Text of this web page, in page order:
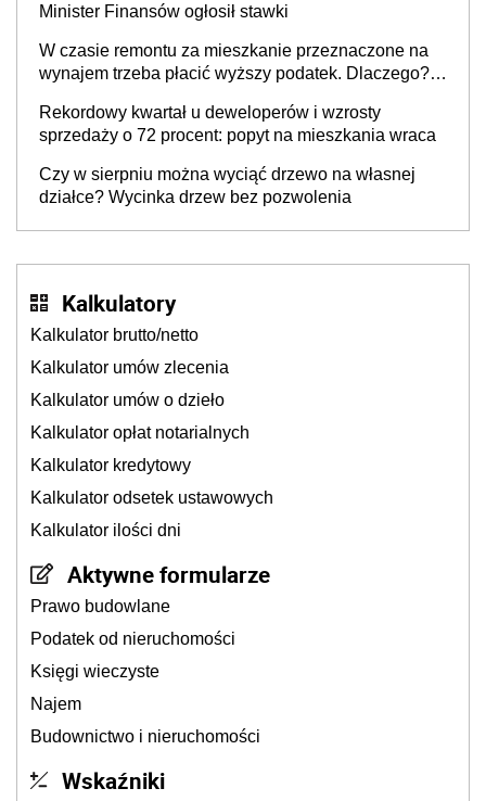
Minister Finansów ogłosił stawki
W czasie remontu za mieszkanie przeznaczone na
wynajem trzeba płacić wyższy podatek. Dlaczego?
Rekordowy kwartał u deweloperów i wzrosty
sprzedaży o 72 procent: popyt na mieszkania wraca
Czy w sierpniu można wyciąć drzewo na własnej
działce? Wycinka drzew bez pozwolenia
Kalkulatory
Kalkulator brutto/netto
Kalkulator umów zlecenia
Kalkulator umów o dzieło
Kalkulator opłat notarialnych
Kalkulator kredytowy
Kalkulator odsetek ustawowych
Kalkulator ilości dni
Aktywne formularze
Prawo budowlane
Podatek od nieruchomości
Księgi wieczyste
Najem
Budownictwo i nieruchomości
Wskaźniki